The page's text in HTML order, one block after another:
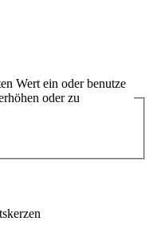
Wert ein oder benutze
oder zu